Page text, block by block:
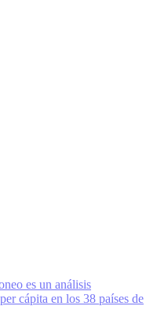
es un análisis
cápita en los 38 países de